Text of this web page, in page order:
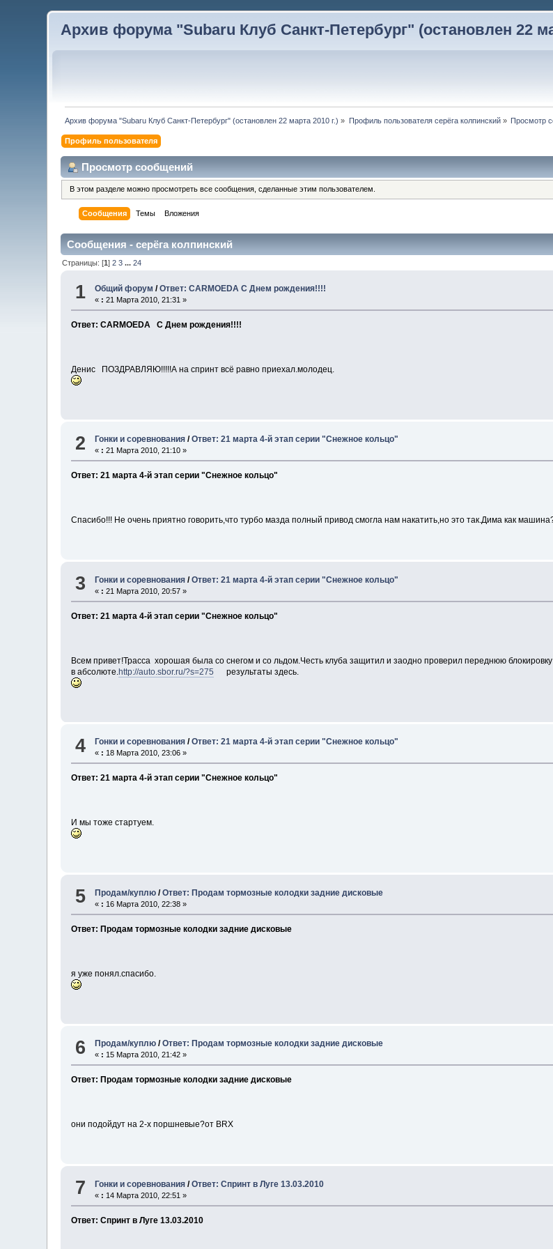
Архив форума "Subaru Клуб Санкт-Петербург" (остановлен 22
Архив форума "Subaru Клуб Санкт-Петербург" (остановлен 22 марта 2010 г.) » Профиль пользователя серёга колпинский» Просмотр
Профиль пользователя
Просмотр сообщений
В этом разделе можно просмотреть все сообщения, сделанные этим пользователем.
Сообщения Темы Вложения
Сообщения - серёга колпинский
Страницы: [1]2 3 ...24
1 Общий форум /Ответ: CARMOEDA С Днем рождения!!!!
« : 21 Марта 2010, 21:31 »
Ответ: CARMOEDA С Днем рождения!!!!
Денис ПОЗДРАВЛЯЮ!!!!!А на спринт всё равно приехал.молодец.
2 Гонки и соревнования /Ответ: 21 марта 4-й этап серии "Снежное кольцо"
« : 21 Марта 2010, 21:10 »
Ответ: 21 марта 4-й этап серии "Снежное кольцо"
Спасибо!!! Не очень приятно говорить,что турбо мазда полный привод смогла нам накатить,но это так.Дима как
3 Гонки и соревнования /Ответ: 21 марта 4-й этап серии "Снежное кольцо"
« : 21 Марта 2010, 20:57 »
Ответ: 21 марта 4-й этап серии "Снежное кольцо"
Всем привет!Трасса хорошая была со снегом и со льдом.Честь клуба защитил и заодно проверил переднюю
в абсолюте.http://auto.sbor.ru/?s=275 результаты здесь.
4 Гонки и соревнования /Ответ: 21 марта 4-й этап серии "Снежное кольцо"
« : 18 Марта 2010, 23:06 »
Ответ: 21 марта 4-й этап серии "Снежное кольцо"
И мы тоже стартуем.
5 Продам/куплю /Ответ: Продам тормозные колодки задние дисковые
« : 16 Марта 2010, 22:38 »
Ответ: Продам тормозные колодки задние дисковые
я уже понял.спасибо.
6 Продам/куплю /Ответ: Продам тормозные колодки задние дисковые
« : 15 Марта 2010, 21:42 »
Ответ: Продам тормозные колодки задние дисковые
они подойдут на 2-х поршневые?от ВRX
7 Гонки и соревнования /Ответ: Спринт в Луге 13.03.2010
« : 14 Марта 2010, 22:51 »
Ответ: Спринт в Луге 13.03.2010